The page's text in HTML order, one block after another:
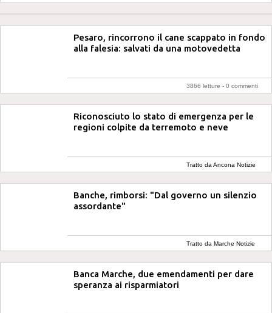
Pesaro, rincorrono il cane scappato in fondo
alla falesia: salvati da una motovedetta
3866 letture - 0 commenti
Riconosciuto lo stato di emergenza per le
regioni colpite da terremoto e neve
Tratto da Ancona Notizie
Banche, rimborsi: "Dal governo un silenzio
assordante"
Tratto da Marche Notizie
Banca Marche, due emendamenti per dare
speranza ai risparmiatori